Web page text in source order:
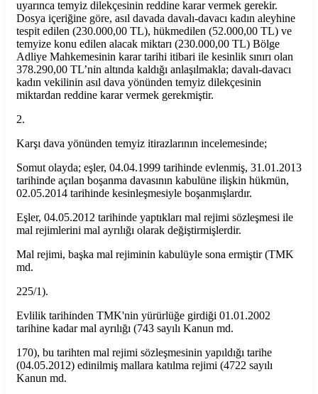
uyarınca temyiz dilekçesinin reddine karar vermek gerekir.
Dosya içeriğine göre, asıl davada davalı-davacı kadın aleyhine
tespit edilen (230.000,00 TL), hükmedilen (52.000,00 TL) ve
temyize konu edilen alacak miktarı (230.000,00 TL) Bölge
Adliye Mahkemesinin karar tarihi itibari ile kesinlik sınırı olan
378.290,00 TL’nin altında kaldığı anlaşılmakla; davalı-davacı
kadın vekilinin asıl dava yönünden temyiz dilekçesinin
miktardan reddine karar vermek gerekmiştir.
2.
Karşı dava yönünden temyiz itirazlarının incelemesinde;
Somut olayda; eşler, 04.04.1999 tarihinde evlenmiş, 31.01.2013
tarihinde açılan boşanma davasının kabulüne ilişkin hükmün,
02.05.2014 tarihinde kesinleşmesiyle boşanmışlardır.
Eşler, 04.05.2012 tarihinde yaptıkları mal rejimi sözleşmesi ile
mal rejimlerini mal ayrılığı olarak değiştirmişlerdir.
Mal rejimi, başka mal rejiminin kabulüyle sona ermiştir (TMK
md.
225/1).
Evlilik tarihinden TMK'nin yürürlüğe girdiği 01.01.2002
tarihine kadar mal ayrılığı (743 sayılı Kanun md.
170), bu tarihten mal rejimi sözleşmesinin yapıldığı tarihe
(04.05.2012) edinilmiş mallara katılma rejimi (4722 sayılı
Kanun md.